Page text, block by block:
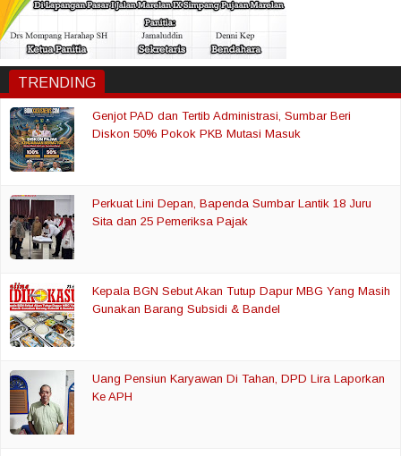
TRENDING
Genjot PAD dan Tertib Administrasi, Sumbar Beri
Diskon 50% Pokok PKB Mutasi Masuk
Perkuat Lini Depan, Bapenda Sumbar Lantik 18 Juru
Sita dan 25 Pemeriksa Pajak
Kepala BGN Sebut Akan Tutup Dapur MBG Yang Masih
Gunakan Barang Subsidi & Bandel
Uang Pensiun Karyawan Di Tahan, DPD Lira Laporkan
Ke APH